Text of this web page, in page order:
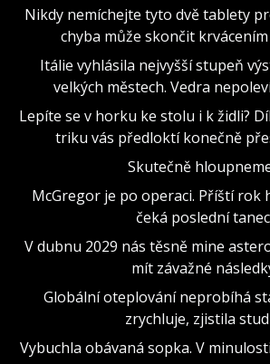
Nikdy nemíchejte tyto dvě tablety
chyba může skončit
Itálie vyhlásila nejvyšší stupeň
velkých městech. Vedra
Lepíte se v horku ke stolu i k židli?
triku vás předloktí konečně
Skutečně
McGregor je po operaci. Příští rok
čeká poslední tanec
V dubnu 2029 nás těsně mine
mít závažné
Globální oteplování neprobíhá
zrychluje, zjistila
Vybuchla obávaná sopka. V